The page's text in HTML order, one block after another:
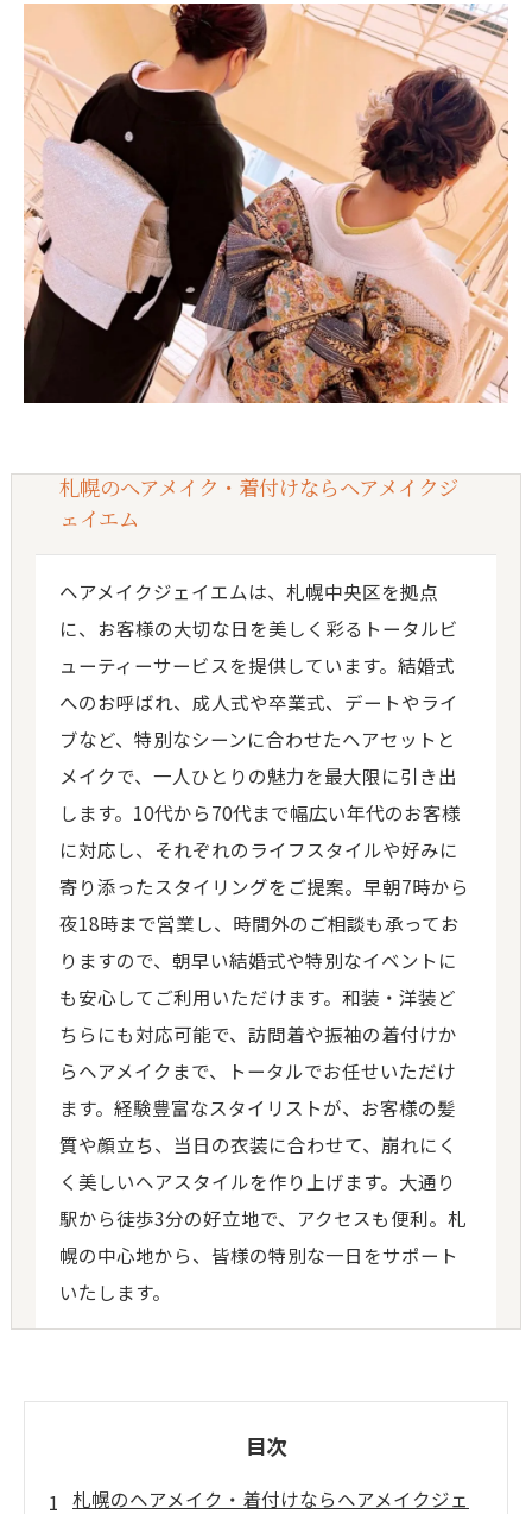
札幌のヘアメイク・着付けならヘアメイクジ
ェイエム
ヘアメイクジェイエムは、札幌中央区を拠点
に、お客様の大切な日を美しく彩るトータルビ
ューティーサービスを提供しています。結婚式
へのお呼ばれ、成人式や卒業式、デートやライ
ブなど、特別なシーンに合わせたヘアセットと
メイクで、一人ひとりの魅力を最大限に引き出
します。10代から70代まで幅広い年代のお客様
に対応し、それぞれのライフスタイルや好みに
寄り添ったスタイリングをご提案。早朝7時から
夜18時まで営業し、時間外のご相談も承ってお
りますので、朝早い結婚式や特別なイベントに
も安心してご利用いただけます。和装・洋装ど
ちらにも対応可能で、訪問着や振袖の着付けか
らヘアメイクまで、トータルでお任せいただけ
ます。経験豊富なスタイリストが、お客様の髪
質や顔立ち、当日の衣装に合わせて、崩れにく
く美しいヘアスタイルを作り上げます。大通り
駅から徒歩3分の好立地で、アクセスも便利。札
幌の中心地から、皆様の特別な一日をサポート
いたします。
目次
札幌のヘアメイク・着付けならヘアメイクジェ